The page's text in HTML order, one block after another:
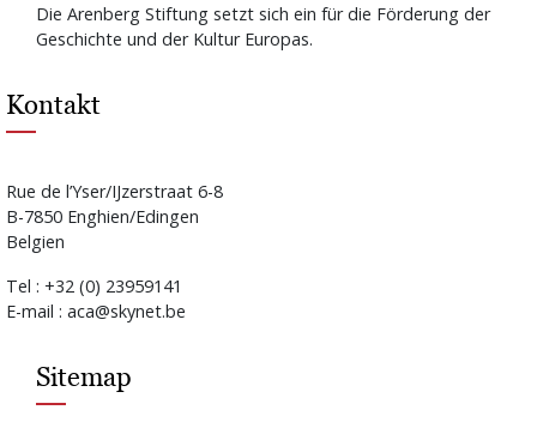
Die Arenberg Stiftung setzt sich ein für die Förderung der
Geschichte und der Kultur Europas.
Kontakt
Rue de l’Yser/IJzerstraat 6-8
B-7850 Enghien/Edingen
Belgien
Tel : +32 (0) 23959141
E-mail : aca@skynet.be
Sitemap